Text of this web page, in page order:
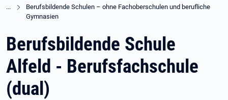
Berufsbildende Schulen – ohne Fachoberschulen und berufliche
Gymnasien
Berufsbildende Schule
Alfeld - Berufsfachschule
(dual)